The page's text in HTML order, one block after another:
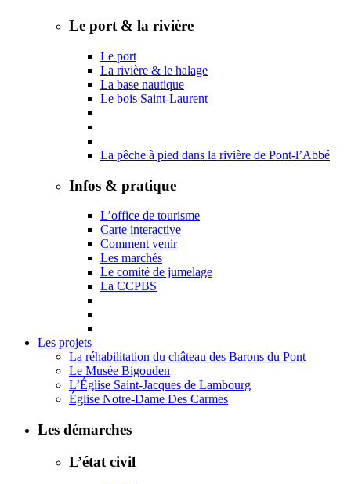
Le port & la rivière
Le port
La rivière & le halage
La base nautique
Le bois Saint-Laurent
La pêche à pied dans la rivière de Pont-l’Abbé
Infos & pratique
L’office de tourisme
Carte interactive
Comment venir
Les marchés
Le comité de jumelage
La CCPBS
Les projets
La réhabilitation du château des Barons du Pont
Le Musée Bigouden
L’Église Saint-Jacques de Lambourg
Église Notre-Dame Des Carmes
Les démarches
L’état civil